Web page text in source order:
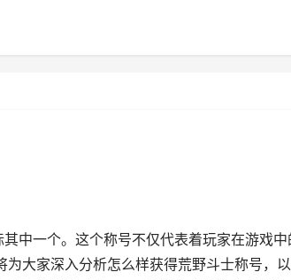
中一个。这个称号不仅代表着玩家在游戏中
大家深入分析怎么样获得荒野斗士称号，